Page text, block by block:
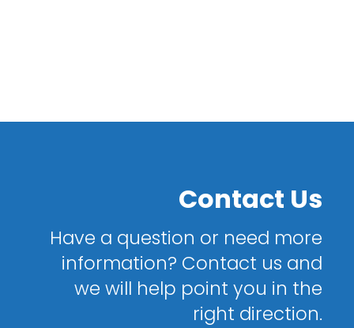
Contact Us
Have a question or need more
information? Contact us and
we will help point you in the
right direction.